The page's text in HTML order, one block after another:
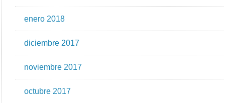
enero 2018
diciembre 2017
noviembre 2017
octubre 2017